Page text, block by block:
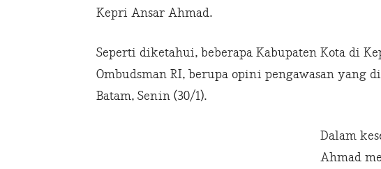
Kepri Ansar Ahmad.
Seperti diketahui, beberapa Kabupaten Kota di
Ombudsman RI, berupa opini pengawasan yang
Batam, Senin (30/1).
Dalam
Ahmad